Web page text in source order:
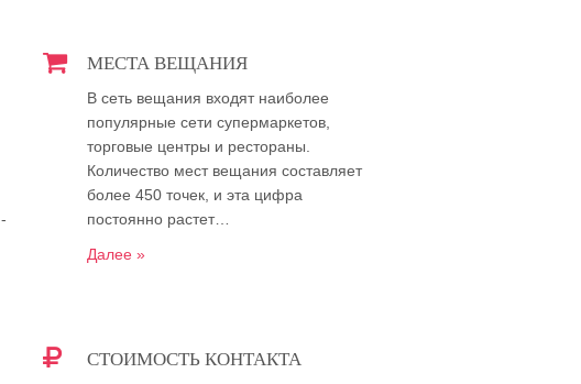
МЕСТА ВЕЩАНИЯ
В сеть вещания входят наиболее
популярные сети супермаркетов,
торговые центры и рестораны.
Количество мест вещания составляет
более 450 точек, и эта цифра
постоянно растет…
Далее »
СТОИМОСТЬ КОНТАКТА